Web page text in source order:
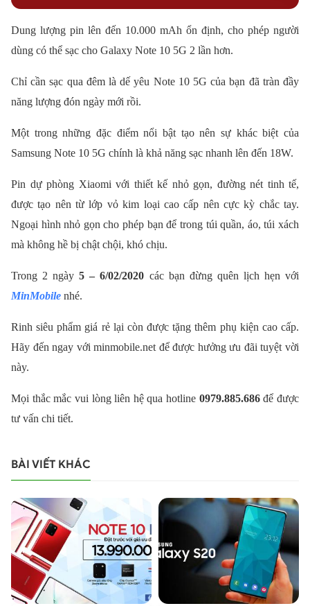
Dung lượng pin lên đến 10.000 mAh ổn định, cho phép người
dùng có thể sạc cho Galaxy Note 10 5G 2 lần hơn.
Chỉ cần sạc qua đêm là dế yêu Note 10 5G của bạn đã tràn đầy
năng lượng đón ngày mới rồi.
Một trong những đặc điểm nổi bật tạo nên sự khác biệt của
Samsung Note 10 5G chính là khả năng sạc nhanh lên đến 18W.
Pin dự phòng Xiaomi với thiết kế nhỏ gọn, đường nét tinh tế,
được tạo nên từ lớp vỏ kim loại cao cấp nên cực kỳ chắc tay.
Ngoại hình nhỏ gọn cho phép bạn để trong túi quần, áo, túi xách
mà không hề bị chật chội, khó chịu.
Trong 2 ngày5 – 6/02/2020 các bạn đừng quên lịch hẹn với
MinMobile nhé.
Rinh siêu phẩm giá rẻ lại còn được tặng thêm phụ kiện cao cấp.
Hãy đến ngay với minmobile.net để được hưởng ưu đãi tuyệt vời
này.
Mọi thắc mắc vui lòng liên hệ qua hotline 0979.885.686để được
tư vấn chi tiết.
BÀI VIẾT KHÁC